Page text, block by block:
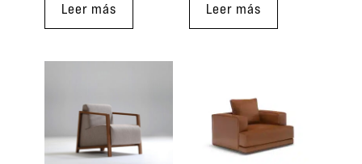
Leer más Leer más